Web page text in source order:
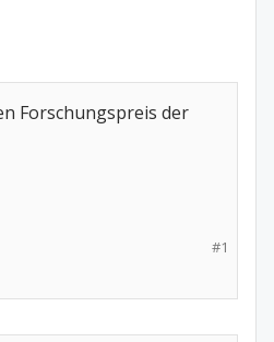
Forschungspreis der
#1